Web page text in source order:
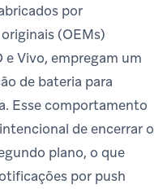
por
(OEMs)
e Vivo, empregam um
de bateria para
Esse comportamento
de encerrar o
plano, o que
por push